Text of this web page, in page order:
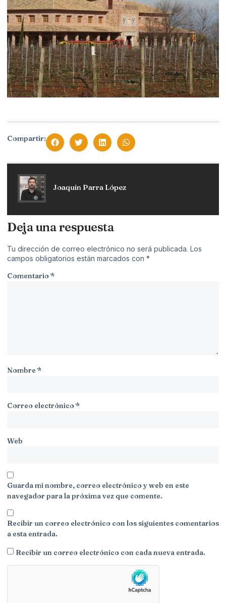
Compartir:
Joaquín Parra López
Deja una respuesta
Tu dirección de correo electrónico no será publicada. Los
campos obligatorios están marcados con *
Comentario*
Nombre*
Correo electrónico*
Web
Guarda mi nombre, correo electrónico y web en este
navegador para la próxima vez que comente.
Recibir un correo electrónico con los siguientes comentarios
a esta entrada.
Recibir un correo electrónico con cada nueva entrada.